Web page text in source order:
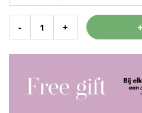
- +